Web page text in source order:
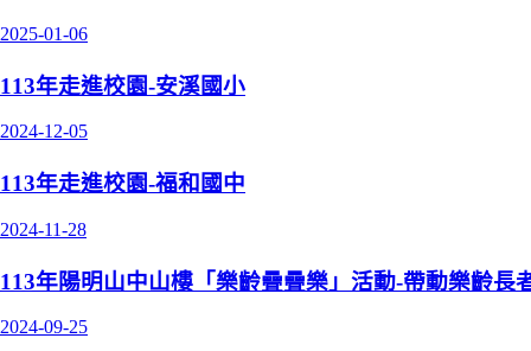
2025-01-06
113年走進校園-安溪國小
2024-12-05
113年走進校園-福和國中
2024-11-28
113年陽明山中山樓「樂齡疊疊樂」活動-帶動樂齡長
2024-09-25